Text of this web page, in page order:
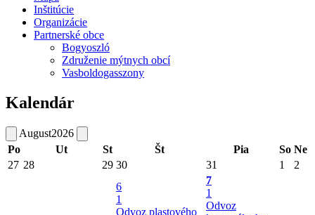
Inštitúcie
Organizácie
Partnerské obce
Bogyoszló
Združenie mýtnych obcí
Vasboldogasszony
Kalendár
August2026
Po
Ut St Št Pia So Ne
27 28 29 30 31 1 2
6
1
Odvoz plastového
7
1
Odvoz